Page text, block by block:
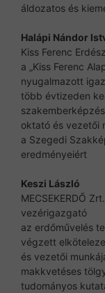
áldozatos és
Halápi Nándor
Kiss Ferenc
a „Kiss Ferenc
nyugalmazott
több évtizeden
oktató és vezetői
a Szegedi
eredményeiért
Keszi László
MECSEKERDŐ Zrt.
vezérigazgató
az erdőművelés
végzett
és vezetői
makkvetéses
tudományos